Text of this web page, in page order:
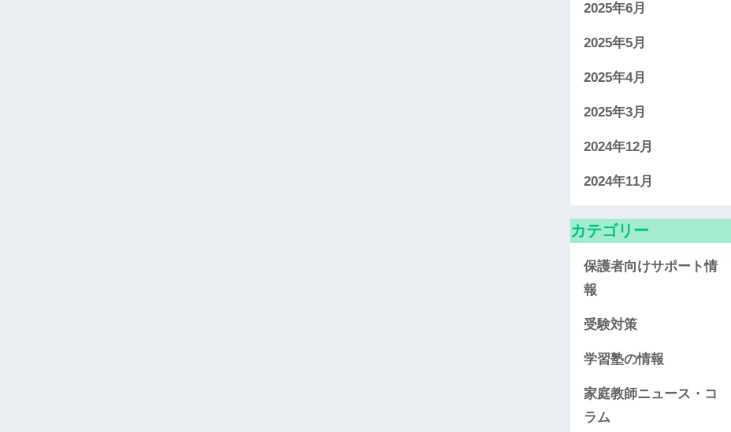
2025年6月
2025年5月
2025年4月
2025年3月
2024年12月
2024年11月
カテゴリー
保護者向けサポート情
報
受験対策
学習塾の情報
家庭教師ニュース・コ
ラム